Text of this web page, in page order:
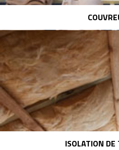
ISOLATION